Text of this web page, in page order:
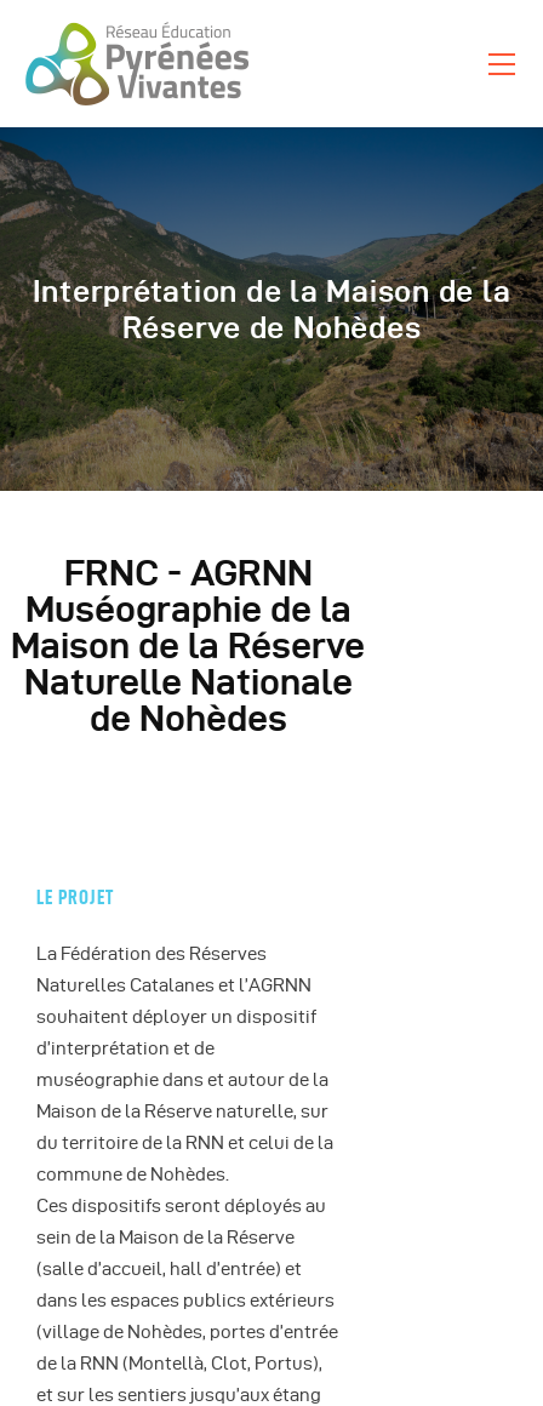
Interprétation de la Maison de la
Réserve de Nohèdes
En Action
Au Service Des Autres
Ressources
Boutique
Le Réseau Propose
À Propos
Français
FRNC - AGRNN
Muséographie de la
Maison de la Réserve
Naturelle Nationale
de Nohèdes
LE PROJET
La Fédération des Réserves
Naturelles Catalanes et l’AGRNN
souhaitent déployer un dispositif
d’interprétation et de
muséographie dans et autour de la
Maison de la Réserve naturelle, sur
du territoire de la RNN et celui de la
commune de Nohèdes.
Ces dispositifs seront déployés au
sein de la Maison de la Réserve
(salle d’accueil, hall d’entrée) et
dans les espaces publics extérieurs
(village de Nohèdes, portes d’entrée
de la RNN (Montellà, Clot, Portus),
et sur les sentiers jusqu’aux étang